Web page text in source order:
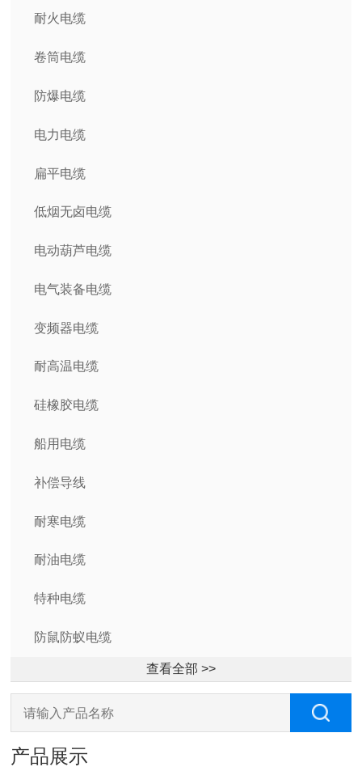
耐火电缆
卷筒电缆
防爆电缆
电力电缆
扁平电缆
低烟无卤电缆
电动葫芦电缆
电气装备电缆
变频器电缆
耐高温电缆
硅橡胶电缆
船用电缆
补偿导线
耐寒电缆
耐油电缆
特种电缆
防鼠防蚁电缆
查看全部 >>
产品展示